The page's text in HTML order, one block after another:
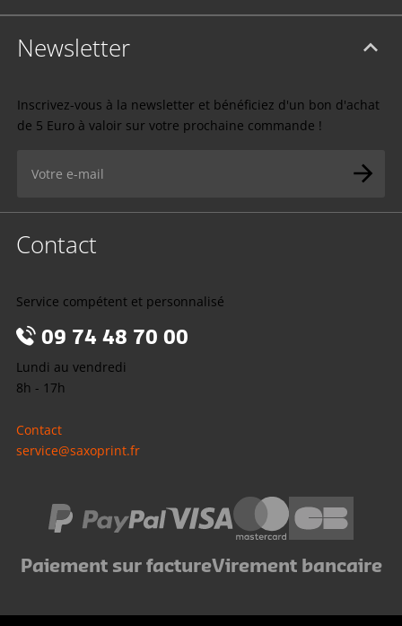
Newsletter
Inscrivez-vous à la newsletter et bénéficiez d'un bon d'achat
de 5 Euro à valoir sur votre prochaine commande !
Contact
Service compétent et personnalisé
09 74 48 70 00
Lundi au vendredi
8h - 17h
Contact
service@saxoprint.fr
Paiement sur factureVirement bancaire